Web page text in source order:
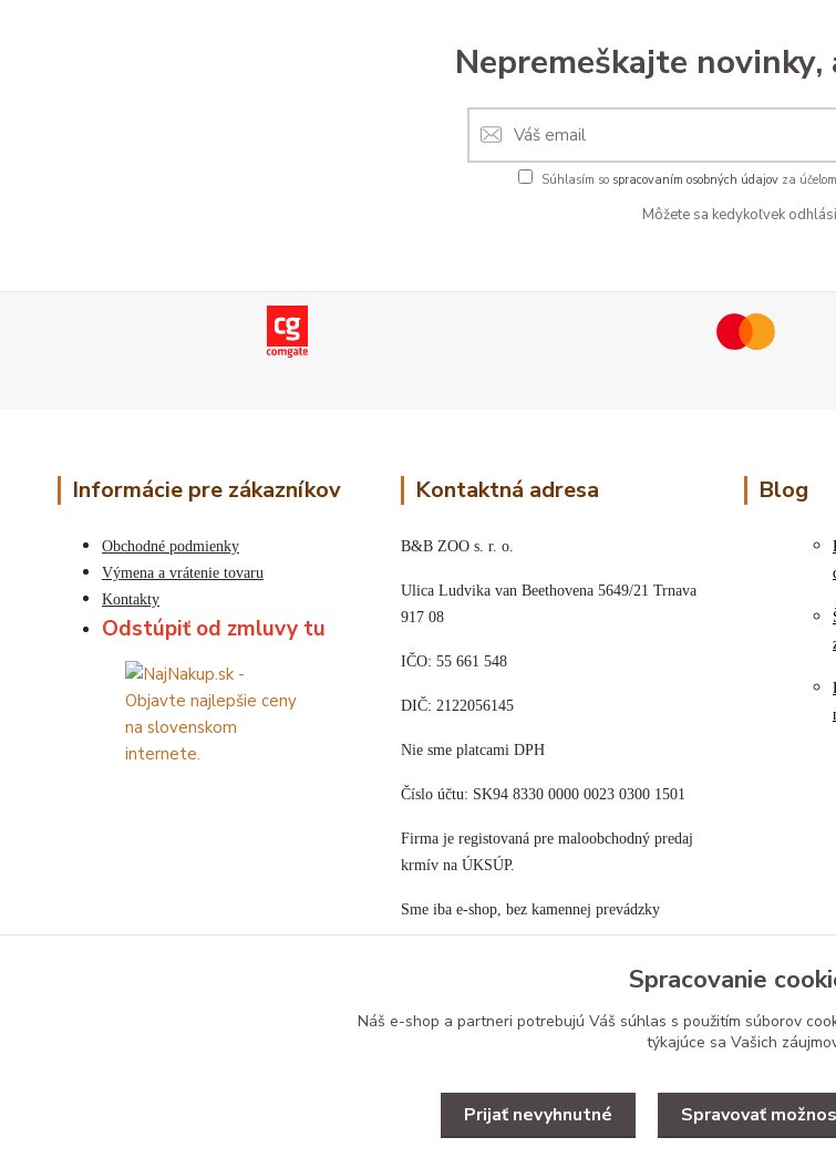
Nepremeškajte novinky,
Súhlasím so spracovaním osobných údajov za
Môžete sa kedykoľvek
Informácie pre zákazníkov
Obchodné podmienky
Výmena a vrátenie tovaru
Kontakty
Odstúpiť od zmluvy tu
Kontaktná adresa
B&B ZOO s. r. o.
Ulica Ludvika van Beethovena 5649/21 Trnava
917 08
IČO: 55 661 548
DIČ: 2122056145
Nie sme platcami DPH
Číslo účtu: SK94 8330 0000 0023 0300 1501
Firma je registovaná pre maloobchodný predaj
krmív na ÚKSÚP.
Sme iba e-shop, bez kamennej prevádzky
Blog
Upravit zber cookies.
Spracovanie
Náš e-shop a partneri potrebujú Váš súhlas s použitím súborov
týkajúce sa Vašich
Prijať nevyhnutné Spravovať